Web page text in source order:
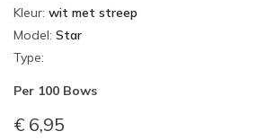
Kleur: wit met streep
Model: Star
Type:
Per 100 Bows
€ 6,95